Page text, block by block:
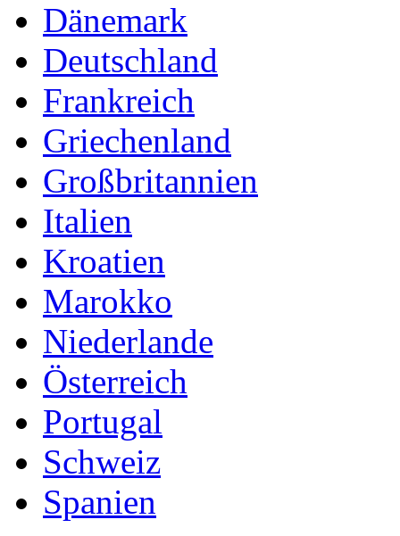
Dänemark
Deutschland
Frankreich
Griechenland
Großbritannien
Italien
Kroatien
Marokko
Niederlande
Österreich
Portugal
Schweiz
Spanien